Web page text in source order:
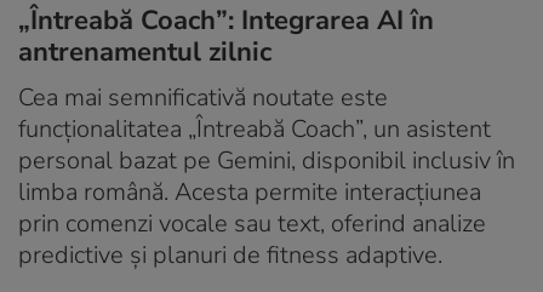
„Întreabă Coach”: Integrarea AI în
antrenamentul zilnic
Cea mai semnificativă noutate este
funcționalitatea „Întreabă Coach”, un asistent
personal bazat pe Gemini, disponibil inclusiv în
limba română. Acesta permite interacțiunea
prin comenzi vocale sau text, oferind analize
predictive și planuri de fitness adaptive.